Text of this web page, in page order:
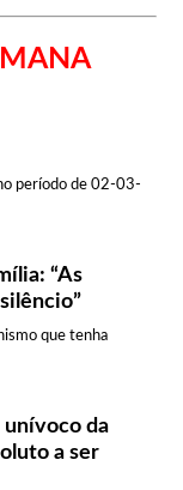
período de 02-03-
“As
que tenha
unívoco da
a ser